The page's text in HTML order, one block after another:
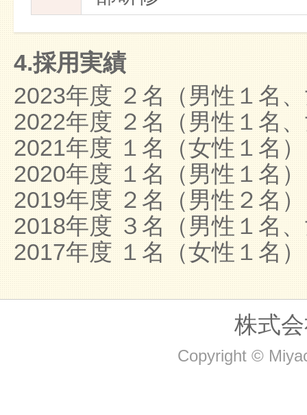
4.採用実績
2023年度 ２名（男性１名
2022年度 ２名（男性１名
2021年度 １名（女性１名）
2020年度 １名（男性１名）
2019年度 ２名（男性２名）
2018年度 ３名（男性１名
2017年度 １名（女性１名）
株式
Copyright ©